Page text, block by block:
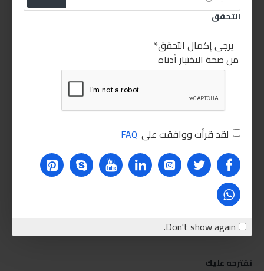
التحقق
يرجى إكمال التحقق
من صحة الاختبار أدناه
لقد قرأت ووافقت على FAQ
Don't show again.
نقترحه عليك